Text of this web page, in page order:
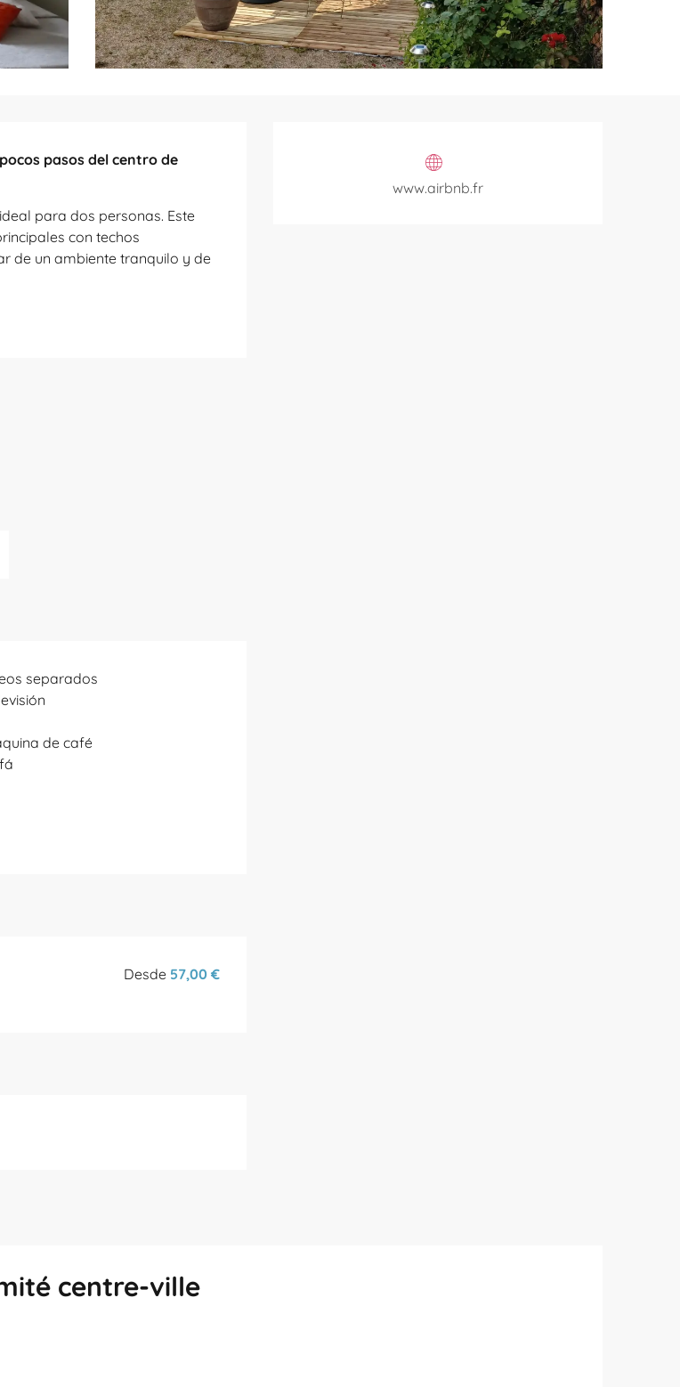
www.airbnb.fr
pasos del centro de
para dos personas. Este
con techos
de un ambiente tranquilo y de
separados
de café
Desde 57,00 €
centre-ville